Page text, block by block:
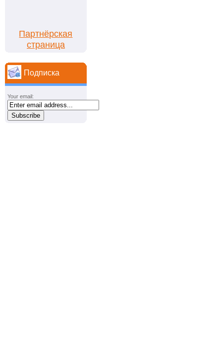
Партнёрская
страница
Подписка
Your email: